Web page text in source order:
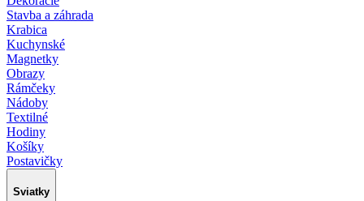
Stavba a záhrada
Krabica
Kuchynské
Magnetky
Obrazy
Rámčeky
Nádoby
Textilné
Hodiny
Košíky
Postavičky
Sviatky